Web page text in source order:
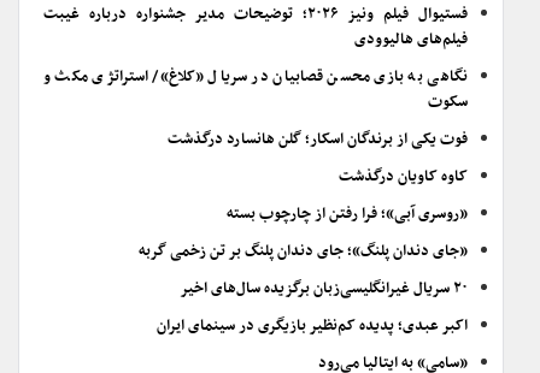
فستیوال فیلم ونیز ۲۰۲۶؛ توضیحات مدیر جشنواره درباره غیبت
فیلم‌های هالیوودی
نگاهی به بازی محسن قصابیان در سریال «کلاغ»/ استراتژی مکث و
سکوت
فوت یکی از برندگان اسکار؛ گلن هانسارد درگذشت
کاوه کاویان درگذشت
«روسری آبی»؛ فرا رفتن از چارچوب بسته
«جای دندان پلنگ»؛ جای دندان پلنگ بر تن زخمی گربه
۲۰ سریال غیرانگلیسی‌زبان برگزیده سال‌های اخیر
اکبر عبدی؛ پدیده کم‌نظیر بازیگری در سینمای ایران
«سامی» به ایتالیا می‌رود